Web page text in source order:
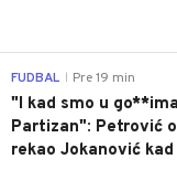
FUDBAL Pre 19 min
"I kad smo u
Partizan": Petrović
rekao Jokanović